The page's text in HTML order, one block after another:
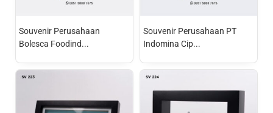
Souvenir Perusahaan
Bolesca Foodind...
Souvenir Perusahaan PT
Indomina Cip...